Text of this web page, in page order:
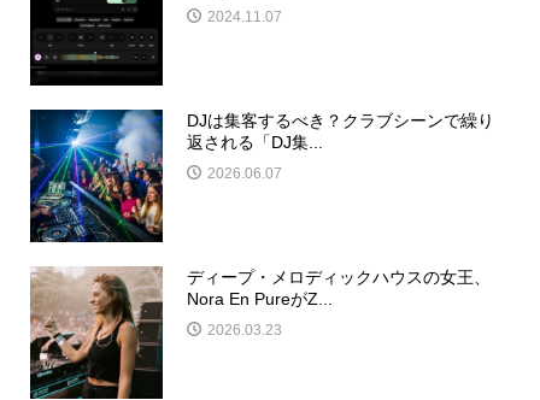
2024.11.07
DJは集客するべき？クラブシーンで繰り
返される「DJ集...
2026.06.07
ディープ・メロディックハウスの女王、
Nora En PureがZ...
2026.03.23